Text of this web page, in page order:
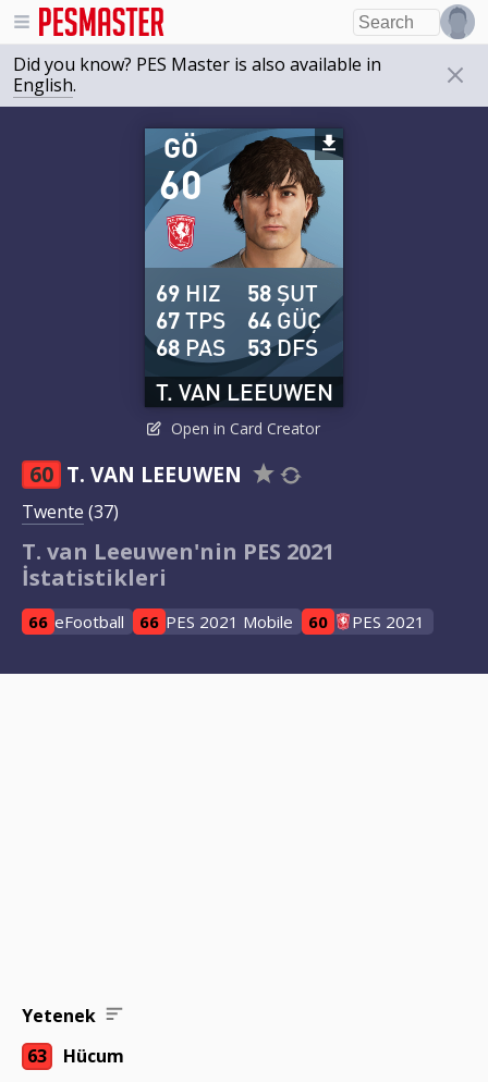
Did you know? PES Master is also available in
English.
60
GÖ
T. VAN LEEUWEN
69 HIZ
67TPS
68 PAS
58 ŞUT
64 GÜÇ
53DFS
Open in Card Creator
60 T. VAN LEEUWEN
Twente (37)
T. van Leeuwen'nin PES 2021
İstatistikleri
66 eFootball 66 PES 2021 Mobile 60 PES 2021
Yetenek
63
Hücum